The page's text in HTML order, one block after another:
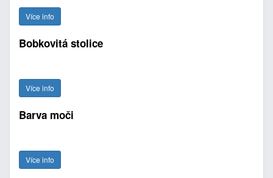
Více info
Bobkovitá stolice
Více info
Barva moči
Více info